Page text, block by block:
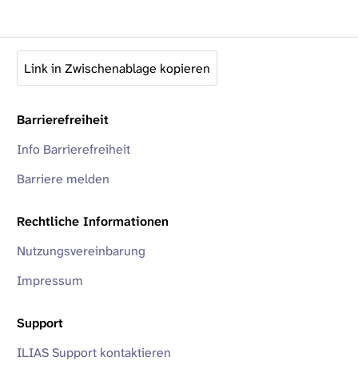
Link in Zwischenablage kopieren
Barrierefreiheit
Info Barrierefreiheit
Barriere melden
Rechtliche Informationen
Nutzungsvereinbarung
Impressum
Support
ILIAS Support kontaktieren